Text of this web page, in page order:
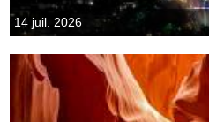
14 juil. 2026